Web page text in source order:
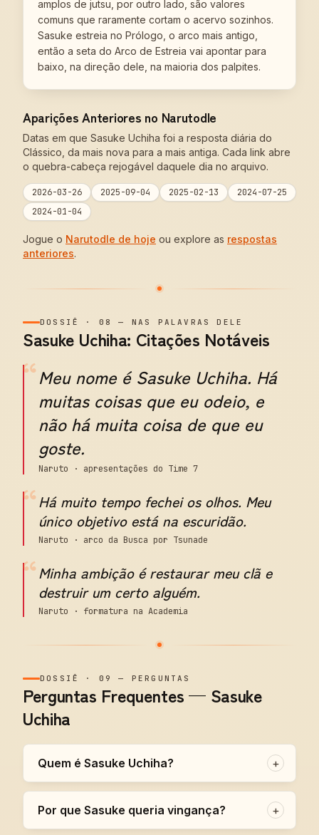
amplos de jutsu, por outro lado, são valores
comuns que raramente cortam o acervo sozinhos.
Sasuke estreia no Prólogo, o arco mais antigo,
então a seta do Arco de Estreia vai apontar para
baixo, na direção dele, na maioria dos palpites.
Aparições Anteriores no Narutodle
Datas em que Sasuke Uchiha foi a resposta diária do
Clássico, da mais nova para a mais antiga. Cada link abre
o quebra-cabeça rejogável daquele dia no arquivo.
2026-03-26 2025-09-04 2025-02-13
2024-07-25
2024-01-04
Jogue o Narutodle de hoje ou explore as respostas
anteriores.
DOSSIÊ · 08 — NAS PALAVRAS DELE
Sasuke Uchiha: Citações Notáveis
“Meu nome é Sasuke Uchiha. Há
muitas coisas que eu odeio, e
não há muita coisa de que eu
goste.
Naruto · apresentações do Time 7
“Há muito tempo fechei os olhos. Meu
único objetivo está na escuridão.
Naruto · arco da Busca por Tsunade
“Minha ambição é restaurar meu clã e
destruir um certo alguém.
Naruto · formatura na Academia
DOSSIÊ · 09 — PERGUNTAS
Perguntas Frequentes — Sasuke
Uchiha
Quem é Sasuke Uchiha? +
Por que Sasuke queria vingança? +